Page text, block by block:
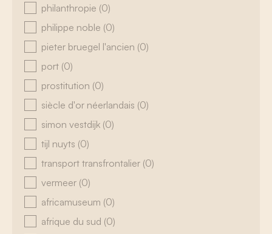
philanthropie (0)
philippe noble (0)
pieter bruegel l'ancien (0)
port (0)
prostitution (0)
siècle d'or néerlandais (0)
simon vestdijk (0)
tijl nuyts (0)
transport transfrontalier (0)
vermeer (0)
africamuseum (0)
afrique du sud (0)